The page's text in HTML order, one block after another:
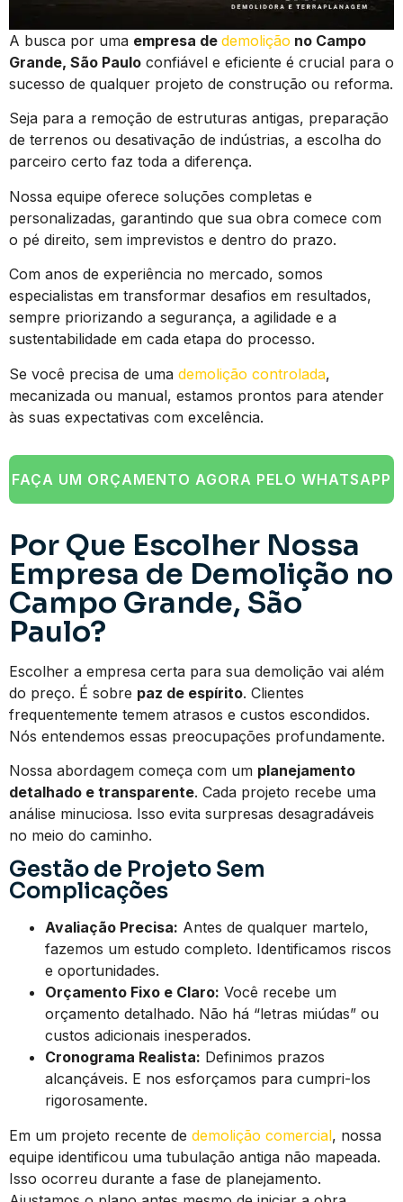
A busca por uma empresa de demolição no Campo
Grande, São Paulo confiável e eficiente é crucial para o
sucesso de qualquer projeto de construção ou reforma.
Seja para a remoção de estruturas antigas, preparação
de terrenos ou desativação de indústrias, a escolha do
parceiro certo faz toda a diferença.
Nossa equipe oferece soluções completas e
personalizadas, garantindo que sua obra comece com
o pé direito, sem imprevistos e dentro do prazo.
Com anos de experiência no mercado, somos
especialistas em transformar desafios em resultados,
sempre priorizando a segurança, a agilidade e a
sustentabilidade em cada etapa do processo.
Se você precisa de uma demolição controlada,
mecanizada ou manual, estamos prontos para atender
às suas expectativas com excelência.
FAÇA UM ORÇAMENTO AGORA PELO WHATSAPP
Por Que Escolher Nossa
Empresa de Demolição no
Campo Grande, São
Paulo?
Escolher a empresa certa para sua demolição vai além
do preço. É sobre paz de espírito. Clientes
frequentemente temem atrasos e custos escondidos.
Nós entendemos essas preocupações profundamente.
Nossa abordagem começa com um planejamento
detalhado e transparente. Cada projeto recebe uma
análise minuciosa. Isso evita surpresas desagradáveis
no meio do caminho.
Gestão de Projeto Sem
Complicações
Avaliação Precisa: Antes de qualquer martelo,
fazemos um estudo completo. Identificamos riscos
e oportunidades.
Orçamento Fixo e Claro: Você recebe um
orçamento detalhado. Não há “letras miúdas” ou
custos adicionais inesperados.
Cronograma Realista: Definimos prazos
alcançáveis. E nos esforçamos para cumpri-los
rigorosamente.
Em um projeto recente de demolição comercial, nossa
equipe identificou uma tubulação antiga não mapeada.
Isso ocorreu durante a fase de planejamento.